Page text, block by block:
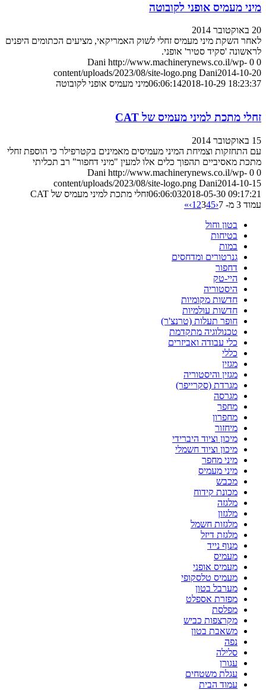
מיני מעמיס אופני לקובוטה
20 באוקטובר 2014
לאחר השקת מיני מעמיס זחלי לשוק האמריקאי, מציעים הכתומים היפנים
לראשונה 'סקיד סטיר' אופני.
0
0
Dani http://www.machinerynews.co.il/wp-
content/uploads/2023/08/site-logo.png Dani2014-10-20
06:06:142018-10-29 18:23:37 מיני מעמיס אופני לקובוטה
זחלי מתכת למיני מעמיס של CAT
15 באוקטובר 2014
עם התחזקות וצמיחת המיני מעמיסים מאמינים בקטרפילר כי הוספת זחלי
מתכת מאסיביים תהפוך כלים אלו למעין "מיני דחפור" רב תכליתי
0
0
Dani http://www.machinerynews.co.il/wp-
content/uploads/2023/08/site-logo.png Dani2014-10-15
06:06:032018-05-30 09:17:21
זחלי מתכת למיני מעמיס של CAT
עמוד 3 מ- 7
‹
1 2345
›
»
בטון וחול
בטיחות
במות
גנרטורים ומדחסים
דחפור
היי-טק
היסטוריה
חדשות מקומיות
חדשות עולמיות
חופר תעלות (טרנצ'ר)
טכנולוגיה מתקדמת
כלי עבודה ואביזרים
כללי
מגזין
מגזין והיסטוריה
מגרדת (סקרייפר)
מגרסה
מחפר
מחפרון
מיחזור
מיכון וציוד היברידי
מיכון וציוד חשמלי
מיני מחפר
מיני מעמיס
מכבש
מכונת קידוח
מלגזה
מלגזון
מלגזות חשמל
מלגזת דיזל
מנוף נייד
מעמיס
מעמיס אופני
מעמיס טלסקופי
מערבל בטון
מפזרת אספלט
מפלסת
מקרצפות כביש
משאבת בטון
נפה
סלילה
עגורן
עגלת משטחים
עמוד הבית